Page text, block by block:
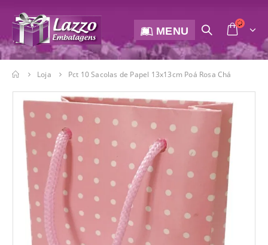
MENU
Loja Pct 10 Sacolas de Papel 13x13cm Poá Rosa Chá